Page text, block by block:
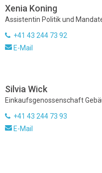
Xenia Koning
Assistentin Politik und
+41 43 244 73 92
E-Mail
Silvia Wick
Einkaufsgenossenschaft
+41 43 244 73 93
E-Mail